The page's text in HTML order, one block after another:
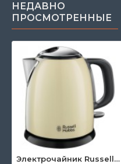
НЕДАВНО
ПРОСМОТРЕННЫЕ
Электрочайник Russell Hobbs Colours Plus Mini (24994-70)